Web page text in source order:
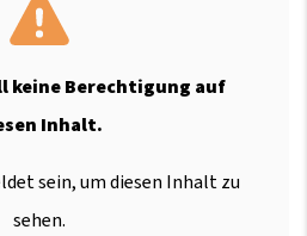
keine Berechtigung auf
Inhalt.
sein, um diesen Inhalt zu
sehen.